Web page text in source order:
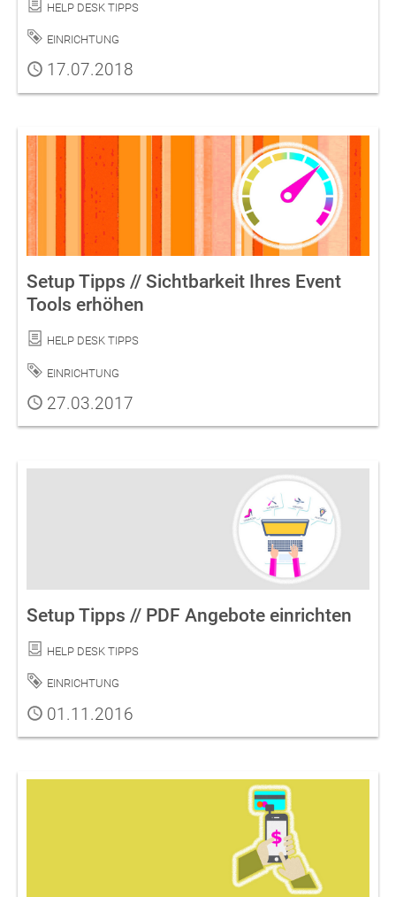
Kategorie
Help Desk Tipps
Schlagwort
Einrichtung
Publiziert
17.07.2018
Setup Tipps // Sichtbarkeit Ihres Event
Tools erhöhen
Kategorie
Help Desk Tipps
Schlagwort
Einrichtung
Publiziert
27.03.2017
Setup Tipps // PDF Angebote einrichten
Kategorie
Help Desk Tipps
Schlagwort
Einrichtung
Publiziert
01.11.2016